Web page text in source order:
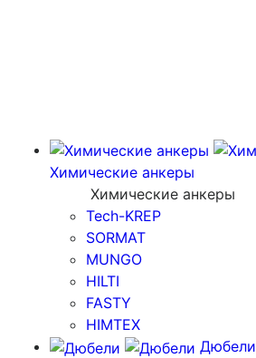
Химические анкеры
Химические анкеры
Tech-KREP
SORMAT
MUNGO
HILTI
FASTY
HIMTEX
Дюбели